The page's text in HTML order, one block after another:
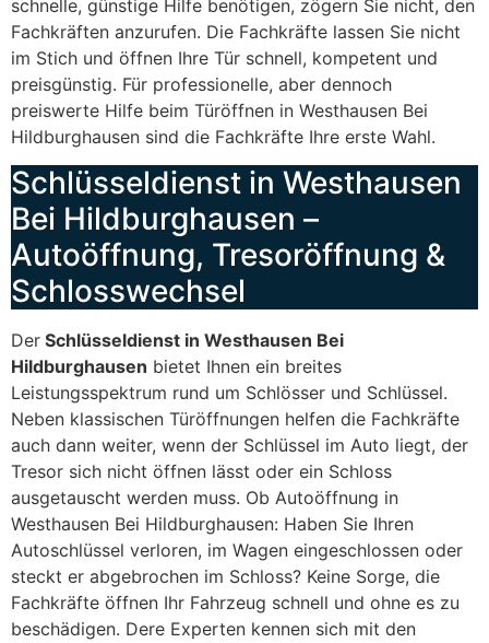
schnelle, günstige Hilfe benötigen, zögern Sie nicht, den
Fachkräften anzurufen. Die Fachkräfte lassen Sie nicht
im Stich und öffnen Ihre Tür schnell, kompetent und
preisgünstig. Für professionelle, aber dennoch
preiswerte Hilfe beim Türöffnen in Westhausen Bei
Hildburghausen sind die Fachkräfte Ihre erste Wahl.
Schlüsseldienst in Westhausen
Bei Hildburghausen –
Autoöffnung, Tresoröffnung &
Schlosswechsel
Der Schlüsseldienst in Westhausen Bei
Hildburghausen bietet Ihnen ein breites
Leistungsspektrum rund um Schlösser und Schlüssel.
Neben klassischen Türöffnungen helfen die Fachkräfte
auch dann weiter, wenn der Schlüssel im Auto liegt, der
Tresor sich nicht öffnen lässt oder ein Schloss
ausgetauscht werden muss. Ob Autoöffnung in
Westhausen Bei Hildburghausen: Haben Sie Ihren
Autoschlüssel verloren, im Wagen eingeschlossen oder
steckt er abgebrochen im Schloss? Keine Sorge, die
Fachkräfte öffnen Ihr Fahrzeug schnell und ohne es zu
beschädigen. Dere Experten kennen sich mit den